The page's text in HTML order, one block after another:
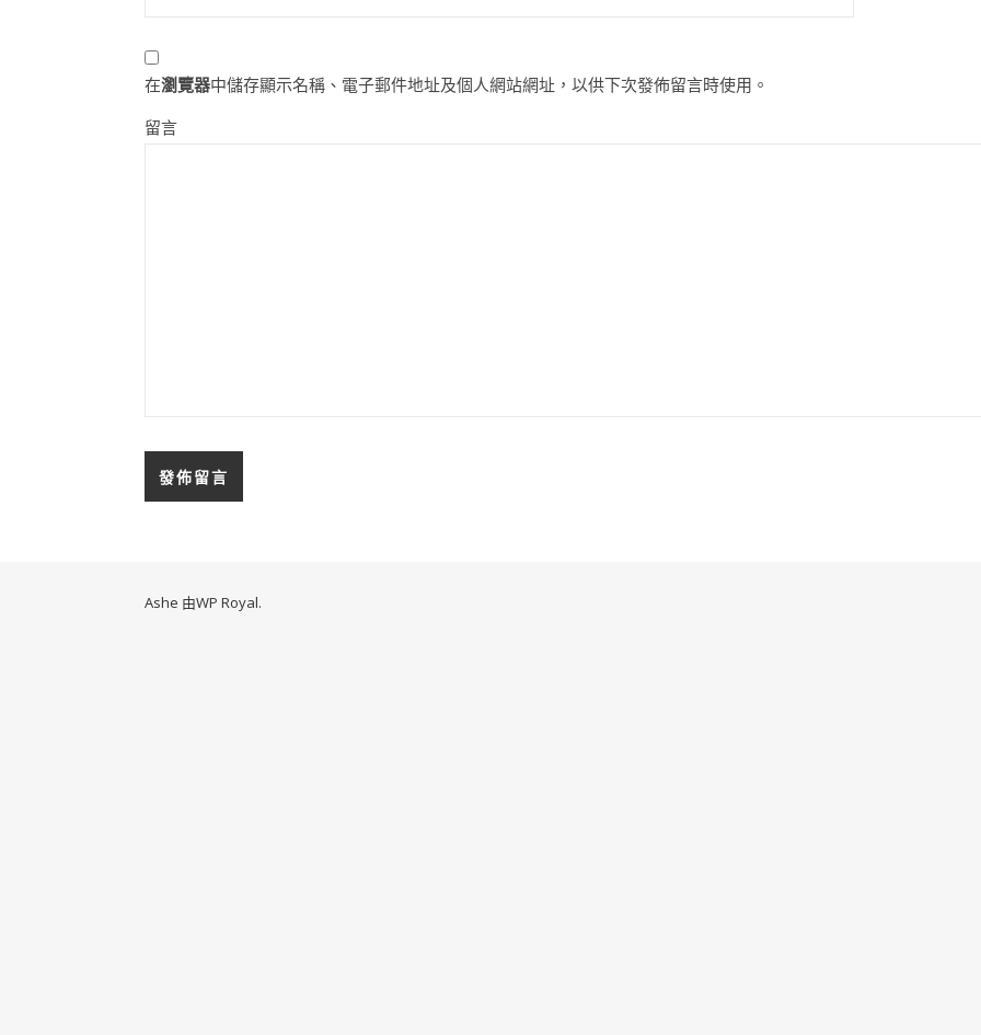
在瀏覽器中儲存顯示名稱、電子郵件地址及個人網站網址，以供下次發佈留言時使用。
留言
Ashe 由WP Royal.